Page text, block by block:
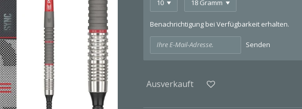
Benachrichtigung bei Verfügbarkeit erhalten.
Senden
Ausverkauft